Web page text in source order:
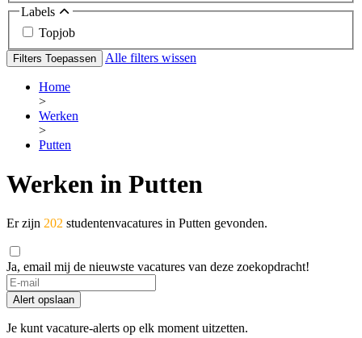
Labels
Topjob
Filters Toepassen Alle filters wissen
Home
>
Werken
>
Putten
Werken in Putten
Er zijn 202 studentenvacatures in Putten gevonden.
Ja, email mij de nieuwste vacatures van deze zoekopdracht!
If
you
are
a
Alert opslaan
Je kunt vacature-alerts op elk moment uitzetten.